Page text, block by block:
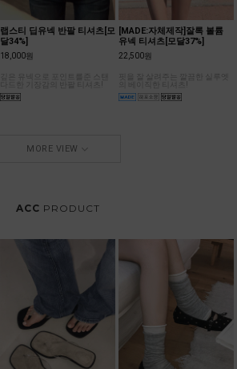
랩스티 딥유넥 반팔 티셔츠[모
달34%]
18,000원
다드한 기장감의 반팔 티셔츠!
[MADE:자체제작]잘록 볼륨
유넥 티셔츠[모달37%]
22,500원
핏을 잘 살려주는 깔끔한 실루엣
의 베이직한 티셔츠!
MORE VIEW
ACC PRODUCT